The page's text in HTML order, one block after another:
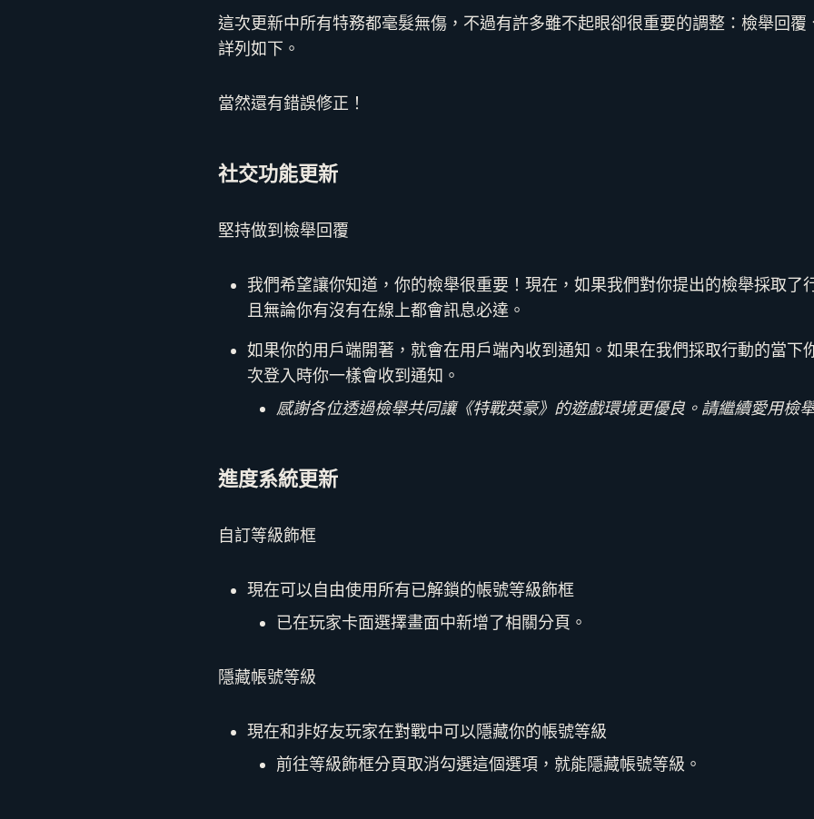
這次更新中所有特務都毫髮無傷，不過有許多雖不起眼卻很重要的調整：檢舉回
詳列如下。
當然還有錯誤修正！
社交功能更新
堅持做到檢舉回覆
我們希望讓你知道，你的檢舉很重要！現在，如果我們對你提出的檢舉採取了
且無論你有沒有在線上都會訊息必達。
如果你的用戶端開著，就會在用戶端內收到通知。如果在我們採取行動的當下
次登入時你一樣會收到通知。
感謝各位透過檢舉共同讓《特戰英豪》的遊戲環境更優良。請繼續愛用檢
進度系統更新
自訂等級飾框
現在可以自由使用所有已解鎖的帳號等級飾框
已在玩家卡面選擇畫面中新增了相關分頁。
隱藏帳號等級
現在和非好友玩家在對戰中可以隱藏你的帳號等級
前往等級飾框分頁取消勾選這個選項，就能隱藏帳號等級。